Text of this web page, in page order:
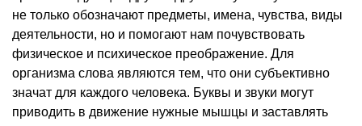
не только обозначают предметы, имена, чувства, виды
деятельности, но и помогают нам почувствовать
физическое и психическое преображение. Для
организма слова являются тем, что они субъективно
значат для каждого человека. Буквы и звуки могут
приводить в движение нужные мышцы и заставлять